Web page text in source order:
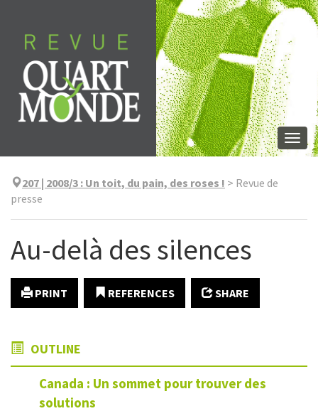
content
207 | 2008/3 : Un toit, du pain, des roses ! > Revue de
presse
Au-delà des silences
PRINT REFERENCES SHARE
OUTLINE
Canada : Un sommet pour trouver des
solutions